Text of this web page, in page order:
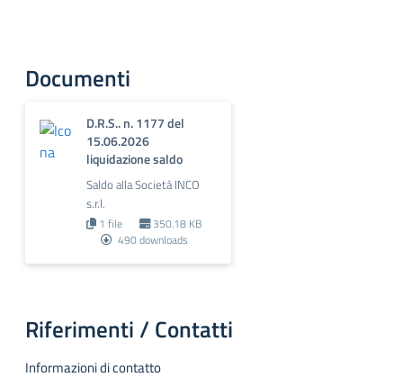
Documenti
D.R.S.. n. 1177 del
15.06.2026
liquidazione saldo
Saldo alla Società INCO
s.r.l.
1 file
350.18 KB
490 downloads
Riferimenti / Contatti
Informazioni di contatto